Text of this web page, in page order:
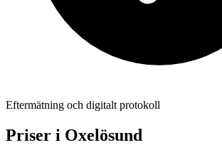
Eftermätning och digitalt protokoll
Priser i Oxelösund